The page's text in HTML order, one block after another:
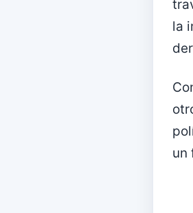
la
un